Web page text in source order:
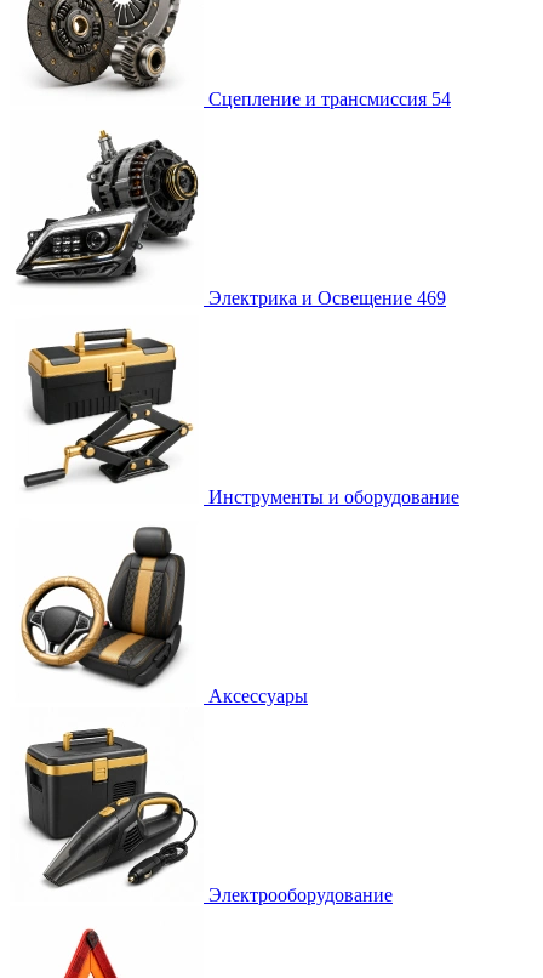
Сцепление и трансмиссия 54
Электрика и Освещение 469
Инструменты и оборудование
Аксессуары
Электрооборудование